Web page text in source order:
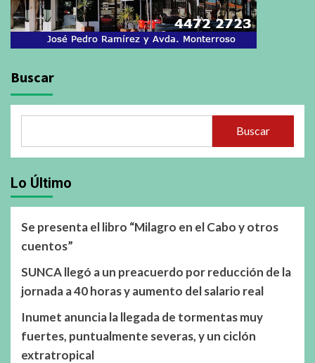
Buscar
Buscar
Lo Último
Se presenta el libro “Milagro en el Cabo y otros
cuentos”
SUNCA llegó a un preacuerdo por reducción de la
jornada a 40 horas y aumento del salario real
Inumet anuncia la llegada de tormentas muy
fuertes, puntualmente severas, y un ciclón
extratropical